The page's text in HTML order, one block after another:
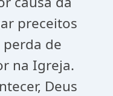
preceitos
de
na Igreja.
Deus